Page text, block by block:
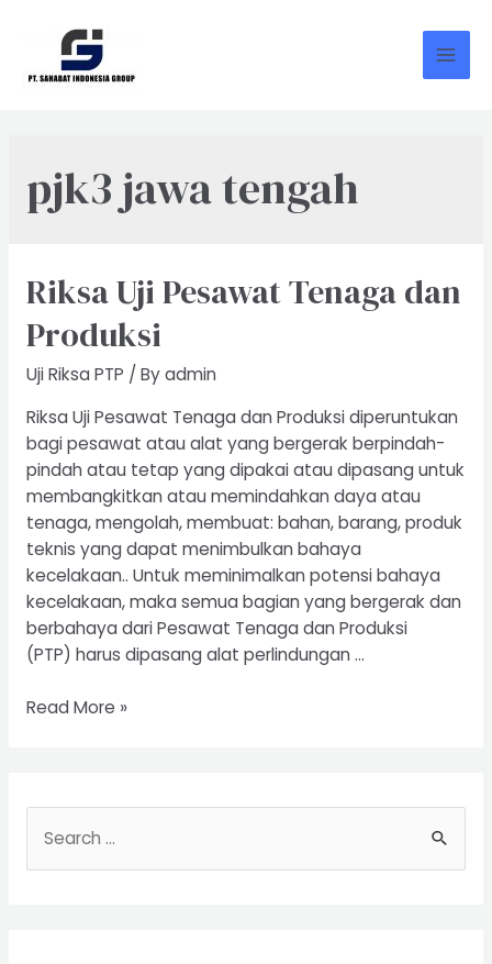
content
pjk3 jawa tengah
Riksa Uji Pesawat Tenaga dan
Produksi
Uji Riksa PTP / Byadmin
Riksa Uji Pesawat Tenaga dan Produksi diperuntukan
bagi pesawat atau alat yang bergerak berpindah-
pindah atau tetap yang dipakai atau dipasang untuk
membangkitkan atau memindahkan daya atau
tenaga, mengolah, membuat: bahan, barang, produk
teknis yang dapat menimbulkan bahaya
kecelakaan.. Untuk meminimalkan potensi bahaya
kecelakaan, maka semua bagian yang bergerak dan
berbahaya dari Pesawat Tenaga dan Produksi
(PTP) harus dipasang alat perlindungan …
Riksa
dan
Produksi
Read More »